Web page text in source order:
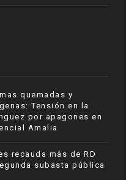
quemadas y
Tensión en la
por apagones en
Amalia
recauda más de RD
subasta pública